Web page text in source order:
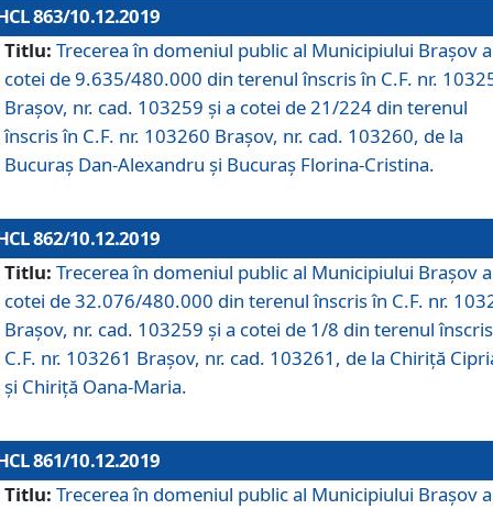
863/10.12.2019
Titlu: Trecerea în domeniul public al Municipiului Braşov a
cotei de 9.635/480.000 din terenul înscris în C.F. nr.
Brașov, nr. cad. 103259 și a cotei de 21/224 din terenul
înscris în C.F. nr. 103260 Brașov, nr. cad. 103260, de la
Bucuraș Dan-Alexandru și Bucuraș Florina-Cristina.
862/10.12.2019
Titlu: Trecerea în domeniul public al Municipiului Braşov a
cotei de 32.076/480.000 din terenul înscris în C.F. nr.
Brașov, nr. cad. 103259 și a cotei de 1/8 din terenul
C.F. nr. 103261 Brașov, nr. cad. 103261, de la Chiriță
și Chiriță Oana-Maria.
861/10.12.2019
Titlu: Trecerea în domeniul public al Municipiului Braşov a